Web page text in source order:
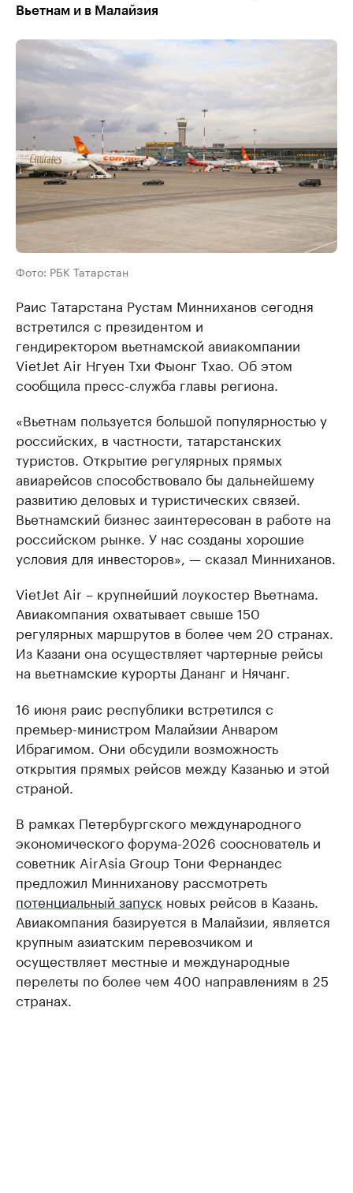
Вьетнам и в Малайзия
Фото: РБК Татарстан
Раис Татарстана Рустам Минниханов сегодня
встретился с президентом и
гендиректором вьетнамской авиакомпании
VietJet Air Нгуен Тхи Фыонг Тхао. Об этом
сообщила пресс-служба главы региона.
«Вьетнам пользуется большой популярностью у
российских, в частности, татарстанских
туристов. Открытие регулярных прямых
авиарейсов способствовало бы дальнейшему
развитию деловых и туристических связей.
Вьетнамский бизнес заинтересован в работе на
российском рынке. У нас созданы хорошие
условия для инвесторов», — сказал Минниханов.
VietJet Air – крупнейший лоукостер Вьетнама.
Авиакомпания охватывает свыше 150
регулярных маршрутов в более чем 20 странах.
Из Казани она осуществляет чартерные рейсы
на вьетнамские курорты Дананг и Нячанг.
16 июня раис республики встретился с
премьер-министром Малайзии Анваром
Ибрагимом. Они обсудили возможность
открытия прямых рейсов между Казанью и этой
страной.
В рамках Петербургского международного
экономического форума-2026 сооснователь и
советник AirAsia Group Тони Фернандес
предложил Минниханову рассмотреть
потенциальный запуск новых рейсов в Казань.
Авиакомпания базируется в Малайзии, является
крупным азиатским перевозчиком и
осуществляет местные и международные
перелеты по более чем 400 направлениям в 25
странах.